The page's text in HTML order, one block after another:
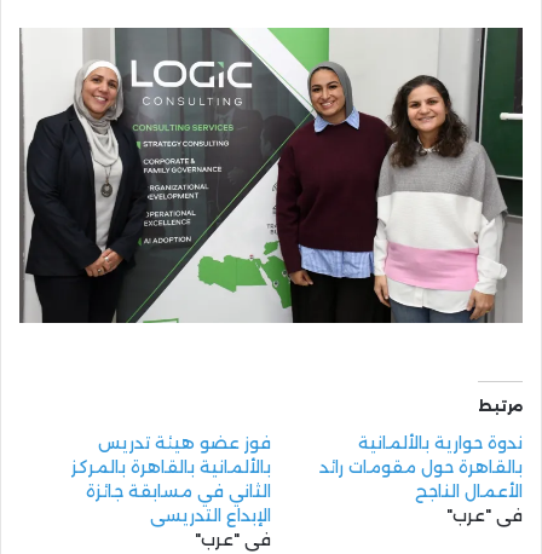
مرتبط
ندوة حوارية بالألمانية
بالقاهرة حول مقومات رائد
الأعمال الناجح
في "عرب"
فوز عضو هيئة تدريس
بالألمانية بالقاهرة بالمركز
الثاني في مسابقة جائزة
الإبداع التدريسي
في "عرب"